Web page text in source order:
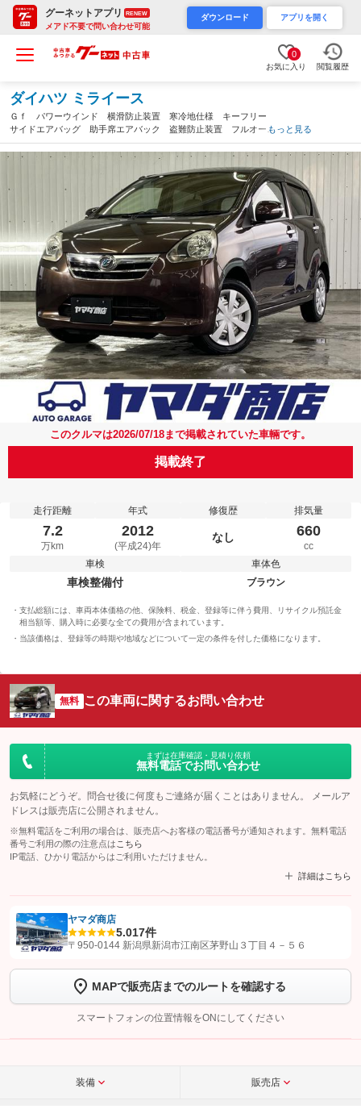
グーネットアプリ RENEW
メアド不要で問い合わせ可能
ダウンロード アプリを開く
0
お気に入り 閲覧履歴
ダイハツ ミライース
Ｇｆ パワーウインド 横滑防止装置 寒冷地仕様 キーフリー
サイドエアバッグ 助手席エアバック 盗難防止装置 フルオート
エアコン ＰＳ ４ＷＤ車 衝突安全ボディ アイドリングストッ
プ ＡＢＳ エアバッグ（新潟県）
もっと見る
このクルマは2026/07/18まで掲載されていた車輛です。
掲載終了
走行距離
7.2
万km
年式
2012
(平成24)年
修復歴
なし
排気量
660
cc
車検
車検整備付
車体色
ブラウン
支払総額には、車両本体価格の他、保険料、税金、登録等に伴う費用、リサイクル預託金
相当額等、購入時に必要な全ての費用が含まれています。
当該価格は、登録等の時期や地域などについて一定の条件を付した価格になります。
無料 この車両に関するお問い合わせ
まずは在庫確認・見積り依頼
無料電話でお問い合わせ
お気軽にどうぞ。問合せ後に何度もご連絡が届くことはありません。 メールア
ドレスは販売店に公開されません。
※無料電話をご利用の場合は、販売店へお客様の電話番号が通知されます。無料電話
番号ご利用の際の注意点は こちら
IP電話、ひかり電話からはご利用いただけません。
詳細はこちら
【STEP1】認証画面でグーネットを友だち追加してから「許可する」ボタンを押
トーク画面で
ボタンをタップして問い合わせを
完了してください。
こちら
ヤマダ商店
5.017件
〒950-0144 新潟県新潟市江南区茅野山３丁目４－５６
MAPで販売店までのルートを確認する
スマートフォンの位置情報をONにしてください
装備 販売店